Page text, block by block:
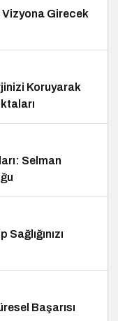
Girecek
Koruyarak
Selman
Başarısı